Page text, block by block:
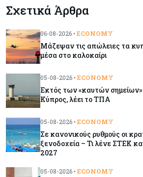
Πιάνει δουλειά ο Κυπριακός
Ανάπτυξης Επιχειρήσεων –
Κόσμος
κινηματογραφικών
απουσίας του NBA
Commerzbank: Η Όρλοπ
απέναντι στη UniCredit
διαπραγματεύσεων
Κόσμος
Σχετικά Άρθρα
06-08-2026 • ECONOMY
Μάζεψαν τις απώλειες τα
μέσα στο καλοκαίρι
05-08-2026 • ECONOMY
Εκτός των «καυτών
Κύπρος, λέει το ΤΠΑ
05-08-2026 • ECONOMY
Σε κανονικούς ρυθμούς οι
ξενοδοχεία – Τι λένε ΣΤΕΚ
2027
05-08-2026 • ECONOMY